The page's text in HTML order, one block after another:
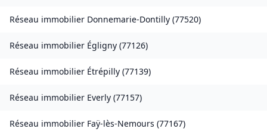
Réseau immobilier Donnemarie-Dontilly (77520)
Réseau immobilier Égligny (77126)
Réseau immobilier Étrépilly (77139)
Réseau immobilier Everly (77157)
Réseau immobilier Faÿ-lès-Nemours (77167)